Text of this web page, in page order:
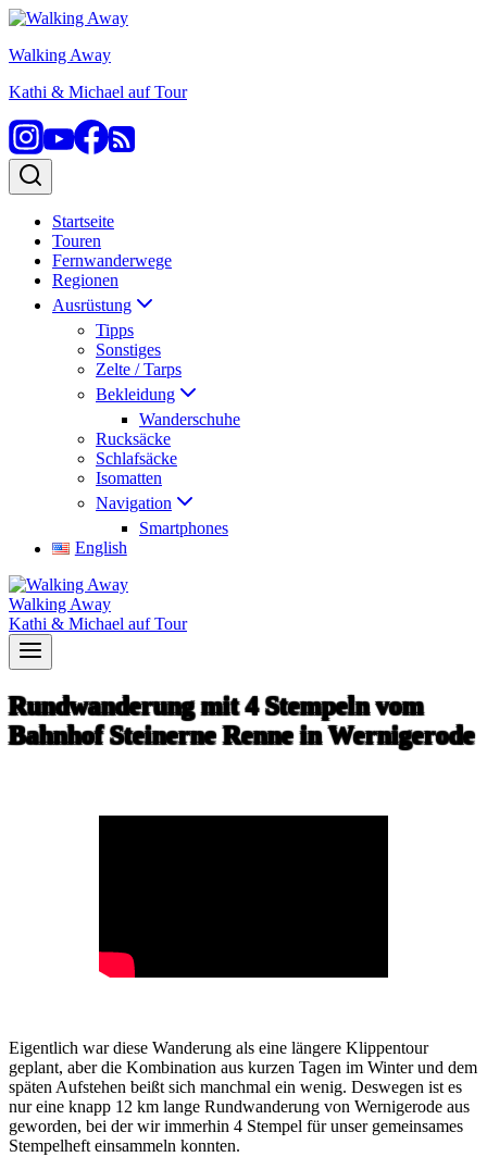
Zum
springen
Walking Away
Kathi & Michael auf Tour
Startseite
Touren
Fernwanderwege
Regionen
Ausrüstung
Tipps
Sonstiges
Zelte / Tarps
Bekleidung
Wanderschuhe
Rucksäcke
Schlafsäcke
Isomatten
Navigation
Smartphones
English
Walking Away
Kathi & Michael auf Tour
Rundwanderung mit 4 Stempeln vom
Bahnhof Steinerne Renne in Wernigerode
Eigentlich war diese Wanderung als eine längere Klippentour
geplant, aber die Kombination aus kurzen Tagen im Winter und dem
späten Aufstehen beißt sich manchmal ein wenig. Deswegen ist es
nur eine knapp 12 km lange Rundwanderung von Wernigerode aus
geworden, bei der wir immerhin 4 Stempel für unser gemeinsames
Stempelheft einsammeln konnten.